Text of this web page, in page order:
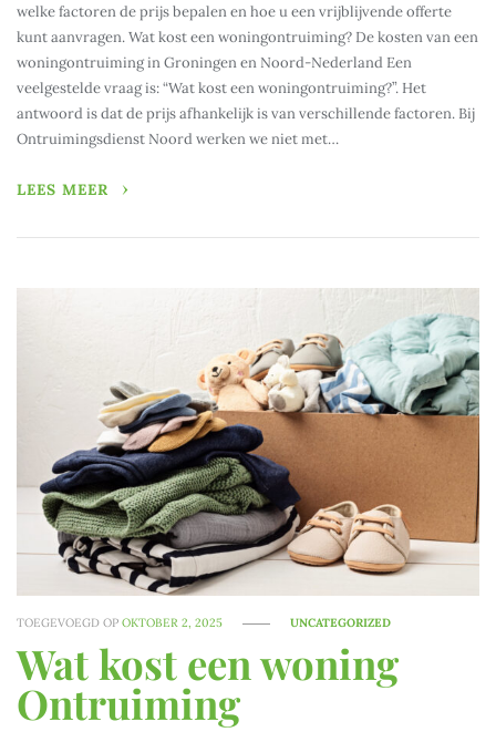
welke factoren de prijs bepalen en hoe u een vrijblijvende offerte
kunt aanvragen. Wat kost een woningontruiming? De kosten van een
woningontruiming in Groningen en Noord-Nederland Een
veelgestelde vraag is: “Wat kost een woningontruiming?”. Het
antwoord is dat de prijs afhankelijk is van verschillende factoren. Bij
Ontruimingsdienst Noord werken we niet met…
LEES MEER
TOEGEVOEGD OPOKTOBER 2, 2025 UNCATEGORIZED
Wat kost een woning
Ontruiming